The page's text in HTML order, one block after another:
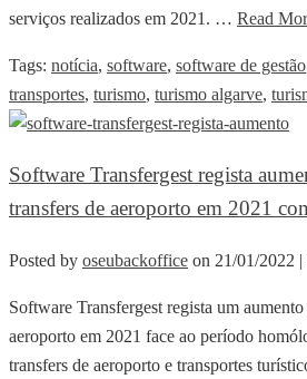
serviços realizados em 2021. … Read
Tags: notícia, software, software de gestão
transportes, turismo, turismo algarve,
Software Transfergest regista
transfers de aeroporto em 2021
Posted by oseubackoffice on 21/01/2022 |
Software Transfergest regista um
aeroporto em 2021 face ao período
transfers de aeroporto e transportes